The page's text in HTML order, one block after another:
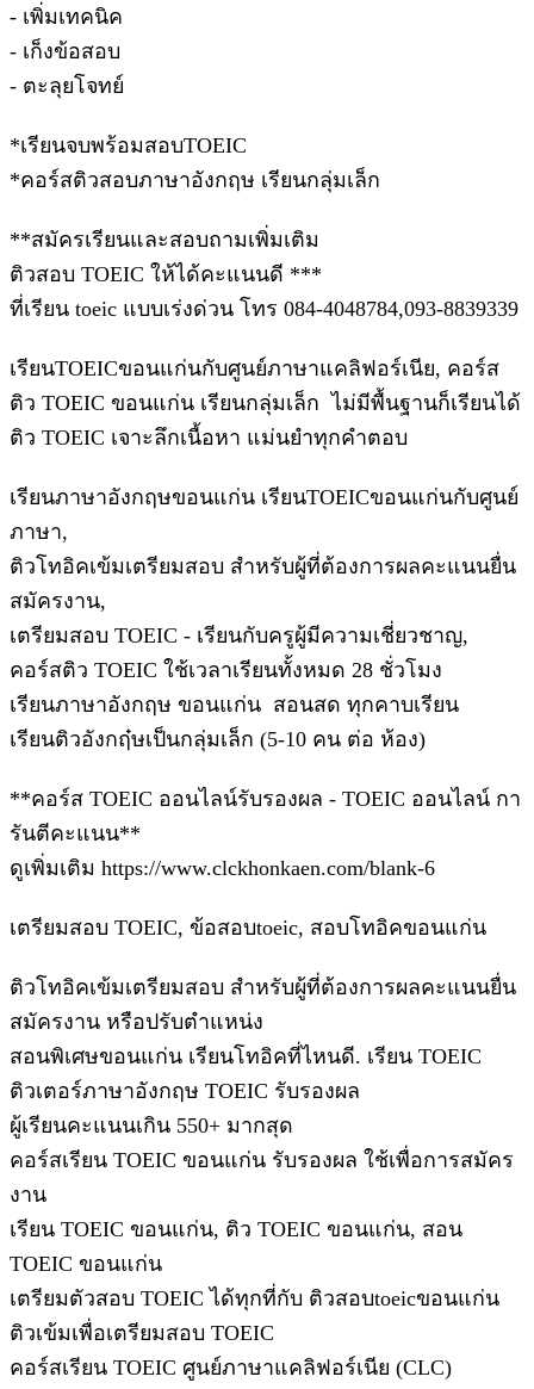
- เพิ่มเทคนิค
- เก็งข้อสอบ
- ตะลุยโจทย์
*เรียนจบพร้อมสอบTOEIC
*คอร์สติวสอบภาษาอังกฤษ เรียนกลุ่มเล็ก
**สมัครเรียนและสอบถามเพิ่มเติม
ติวสอบ TOEIC ให้ได้คะแนนดี ***
ที่เรียน toeic แบบเร่งด่วน โทร 084-4048784,093-8839339
เรียนTOEICขอนแก่นกับศูนย์ภาษาแคลิฟอร์เนีย, คอร์ส
ติว TOEIC ขอนแก่น เรียนกลุ่มเล็ก ไม่มีพื้นฐานก็เรียนได้
ติว TOEIC เจาะลึกเนื้อหา แม่นยำทุกคำตอบ
เรียนภาษาอังกฤษขอนแก่น เรียนTOEICขอนแก่นกับศูนย์
ภาษา,
ติวโทอิคเข้มเตรียมสอบ สำหรับผู้ที่ต้องการผลคะแนนยื่น
สมัครงาน,
เตรียมสอบ TOEIC - เรียนกับครูผู้มีความเชี่ยวชาญ,
คอร์สติว TOEIC ใช้เวลาเรียนทั้งหมด 28 ชั่วโมง
เรียนภาษาอังกฤษ ขอนแก่น สอนสด ทุกคาบเรียน
เรียนติวอังกฤ๋ษเป็นกลุ่มเล็ก (5-10 คน ต่อ ห้อง)
**คอร์ส TOEIC ออนไลน์รับรองผล - TOEIC ออนไลน์ กา
รันตีคะแนน**
ดูเพิ่มเติม https://www.clckhonkaen.com/blank-6
เตรียมสอบ TOEIC, ข้อสอบtoeic, สอบโทอิคขอนแก่น
ติวโทอิคเข้มเตรียมสอบ สำหรับผู้ที่ต้องการผลคะแนนยื่น
สมัครงาน หรือปรับตำแหน่ง
สอนพิเศษขอนแก่น เรียนโทอิคที่ไหนดี. เรียน TOEIC
ติวเตอร์ภาษาอังกฤษ TOEIC รับรองผล
ผู้เรียนคะแนนเกิน 550+ มากสุด
คอร์สเรียน TOEIC ขอนแก่น รับรองผล ใช้เพื่อการสมัคร
งาน
เรียน TOEIC ขอนแก่น, ติว TOEIC ขอนแก่น, สอน
TOEIC ขอนแก่น
เตรียมตัวสอบ TOEIC ได้ทุกที่กับ ติวสอบtoeicขอนแก่น
ติวเข้มเพื่อเตรียมสอบ TOEIC
คอร์สเรียน TOEIC ศูนย์ภาษาแคลิฟอร์เนีย (CLC)